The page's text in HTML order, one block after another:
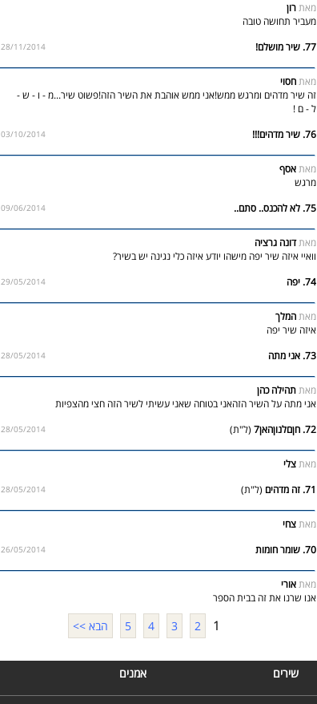
מאתרון
מעביר תחושה טובה
77. שיר מושלם!
28/11/2014 - 11:38
מאתחסוי
זה שיר מדהים ומרגש ממש!אני ממש אוהבת את השיר הזה!פשוט שיר...מ - ו - ש -
ל - ם !
76. שיר מדהים!!!
03/10/2014 - 17:38
מאתאסף
מרגש
75. לא להכנס.. סתם..
09/06/2014 - 12:00
מאתדונה גרציה
וואיי איזה שיר יפה מישהו יודע איזה כלי נגינה יש בשיר?
74. יפה
29/05/2014 - 18:51
מאתהמלך
איזה שיר יפה
73. אני מתה
28/05/2014 - 19:59
מאתתהילה כהן
אני מתה על השיר הזהאני בטוחה שאני עשיתי לשיר הזה חצי מהצפיות
72. חןםלנוןהאן7
(ל"ת) 28/05/2014 - 18:35
מאתצלי
71. זה מדהים
(ל"ת) 28/05/2014 - 17:56
מאתצחי
70. שומר חומות
26/05/2014 - 07:11
מאתאורי
אנו שרנו את זה בבית הספר
1
2
3
4
5 הבא >>
שירים אמנים